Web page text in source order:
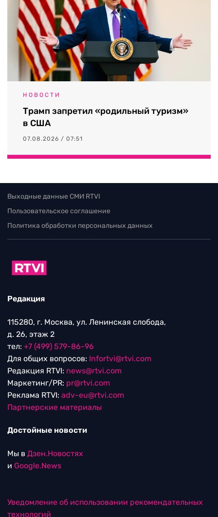
НОВОСТИ
Трамп запретил «родильный туризм»
в США
07.08.2026 / 07:51
Выходные данные СМИ RTVI
Пользовательское соглашение
Политика обработки персональных данных
Редакция
115280, г. Москва, ул. Ленинская слобода,
д. 26, этаж 2
тел: +7 (499) 579-86-96
Для общих вопросов: Infortvi@rtvi.com
Редакция RTVI: news@rtvi.com
Маркетинг/PR: pr@rtvi.com
Реклама RTVI: adv-eu@rtvi.com
Партнерские материалы
Достойные новости
Мы в Дзен.Новостях
и Google.News
Уведомление об использовании рекомендательных
технологий